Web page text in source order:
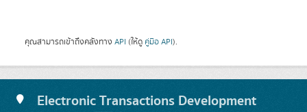
คุณสามารถเข้าถึงคลังทาง API (ให้ดู คู่มือ API).
Electronic Transactions Development